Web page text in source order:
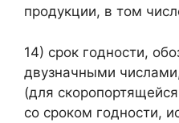
продукции, в том
14) срок годности,
двузначными
(для
со сроком годности,